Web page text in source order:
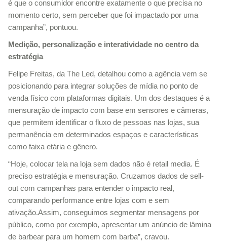
é que o consumidor encontre exatamente o que precisa no
momento certo, sem perceber que foi impactado por uma
campanha”, pontuou.
Medição, personalização e interatividade no centro da
estratégia
Felipe Freitas, da The Led, detalhou como a agência vem se
posicionando para integrar soluções de mídia no ponto de
venda físico com plataformas digitais. Um dos destaques é a
mensuração de impacto com base em sensores e câmeras,
que permitem identificar o fluxo de pessoas nas lojas, sua
permanência em determinados espaços e características
como faixa etária e gênero.
“Hoje, colocar tela na loja sem dados não é retail media. É
preciso estratégia e mensuração. Cruzamos dados de sell-
out com campanhas para entender o impacto real,
comparando performance entre lojas com e sem
ativação.Assim, conseguimos segmentar mensagens por
público, como por exemplo, apresentar um anúncio de lâmina
de barbear para um homem com barba”, cravou.